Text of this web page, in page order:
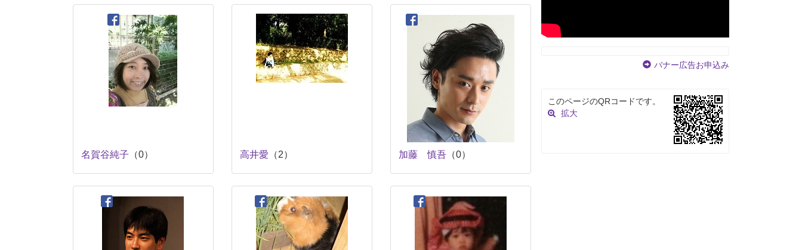
名賀谷純子 （0） 高井愛 （2） 加藤 慎吾（0）
バナー広告お申込み
このページのQRコードです。
拡大